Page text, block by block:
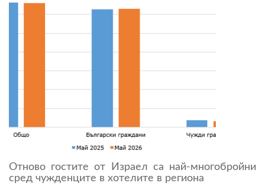
Отново гостите от Израел са най-многобройни
сред чужденците в хотелите в региона